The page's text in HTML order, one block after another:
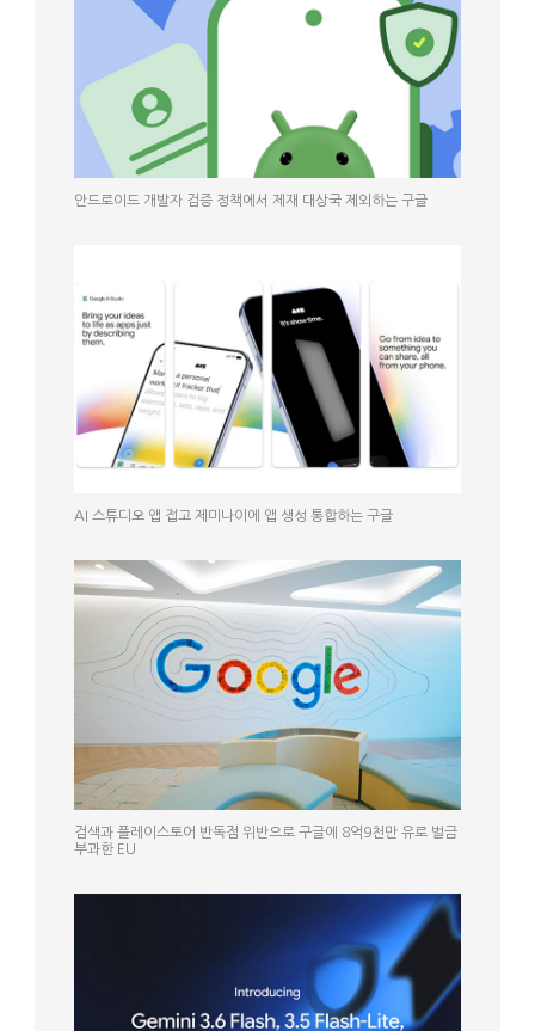
안드로이드 개발자 검증 정책에서 제재 대상국 제외하는 구글
AI 스튜디오 앱 접고 제미나이에 앱 생성 통합하는 구글
검색과 플레이스토어 반독점 위반으로 구글에 8억9천만 유로 벌금
부과한 EU